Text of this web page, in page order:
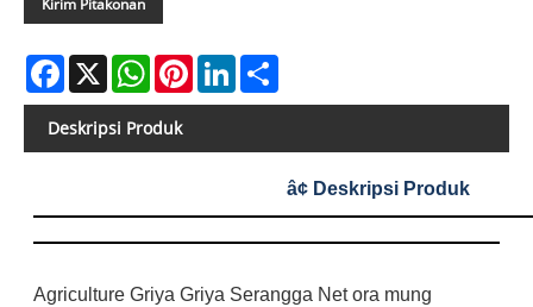
Kirim Pitakonan
Facebook
X WhatsAppPinterestLinkedIn
Deskripsi Produk
â¢ Deskripsi Produk
Agriculture Griya Griya Serangga Net ora mung